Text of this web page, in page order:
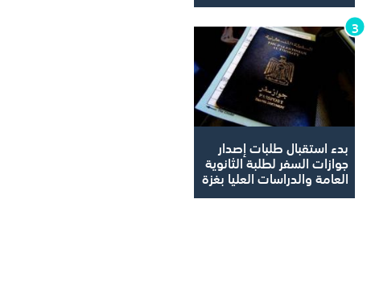
بدء استقبال طلبات إصدار
جوازات السفر لطلبة الثانوية
العامة والدراسات العليا بغزة